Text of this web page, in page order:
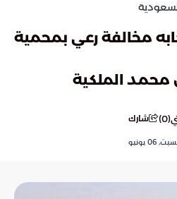
مخالفة رعي بمحمية
محمد الملكية
(
0
) شارك
06 يونيو